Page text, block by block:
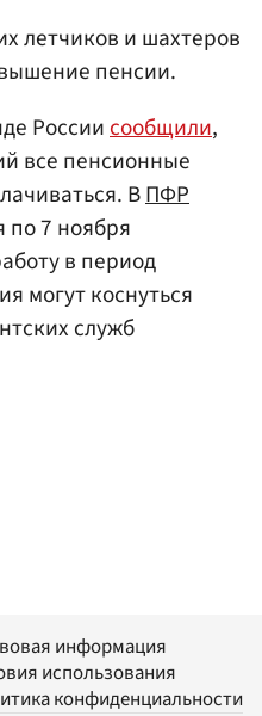
летчиков и шахтеров
пенсии.
Россиисообщили,
все пенсионные
ВПФР
по 7 ноября
в период
могут коснуться
служб
информация
использования
конфиденциальности